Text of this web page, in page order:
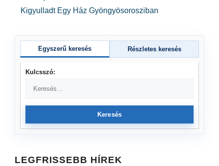
Kigyulladt Egy Ház Gyöngyösorosziban
Egyszerű keresés Részletes keresés
Kulcsszó:
Keresés
LEGFRISSEBB HÍREK